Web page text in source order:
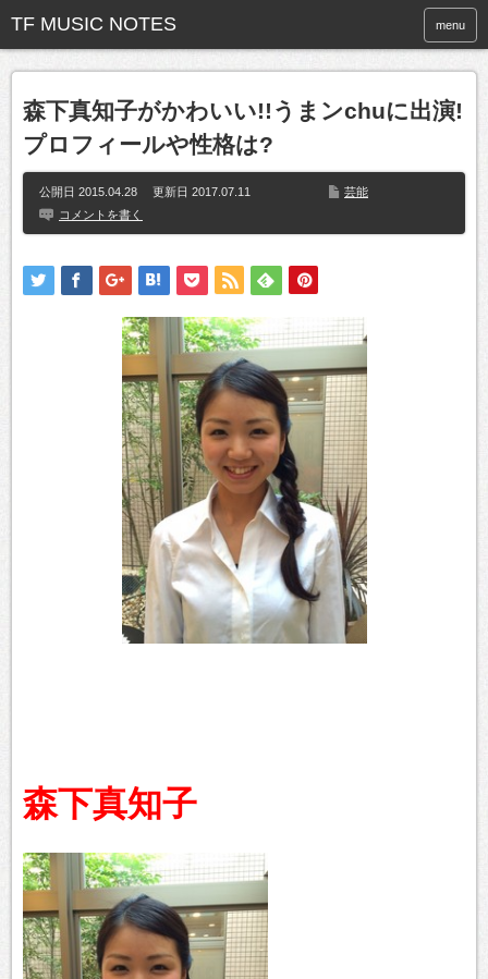
menu
森下真知子がかわいい!!うまンchuに出演!
プロフィールや性格は?
公開日 2015.04.28 更新日 2017.07.11
芸能
コメントを書く
森下真知子